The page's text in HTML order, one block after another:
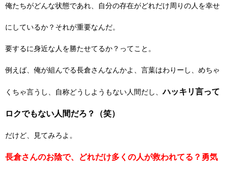
俺たちがどんな状態であれ、自分の存在がどれだけ周りの人を幸せ
にしているか？それが重要なんだ。
要するに身近な人を勝たせてるか？ってこと。
例えば、俺が組んでる長倉さんなんかよ、言葉はわりーし、めちゃ
くちゃ言うし、自称どうしようもない人間だし、ハッキリ言って
ロクでもない人間だろ？（笑）
だけど、見てみろよ。
長倉さんのお陰で、どれだけ多くの人が救われてる？勇気